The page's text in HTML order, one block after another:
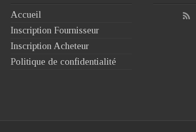
Accueil
Inscription Fournisseur
Inscription Acheteur
Politique de confidentialité